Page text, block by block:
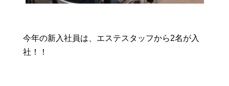
今年の新入社員は、エステスタッフから2名が入
社！！